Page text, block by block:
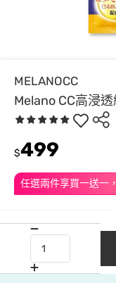
MELANOCC
Melano CC高浸
任選兩件享買一送一
$499